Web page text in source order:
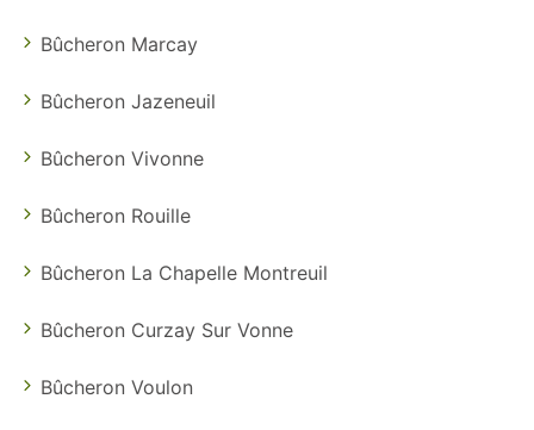
Bûcheron Marcay
Bûcheron Jazeneuil
Bûcheron Vivonne
Bûcheron Rouille
Bûcheron La Chapelle Montreuil
Bûcheron Curzay Sur Vonne
Bûcheron Voulon